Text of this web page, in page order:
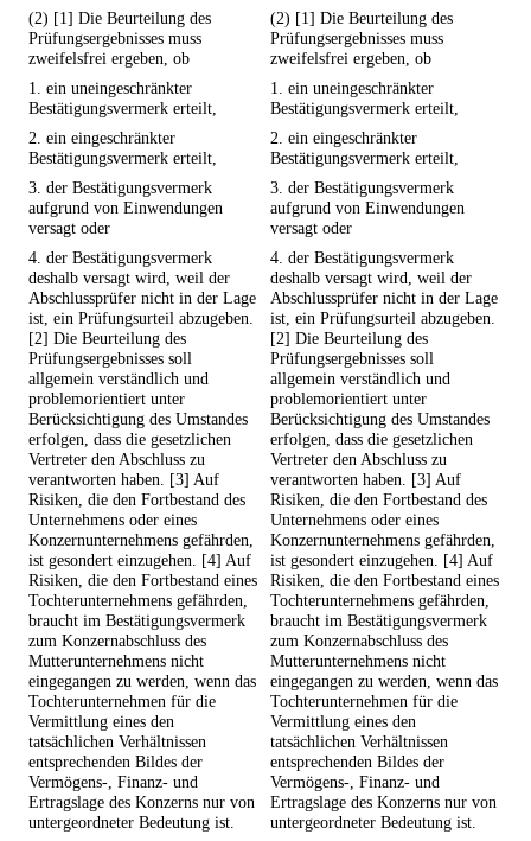
(2) [1] Die Beurteilung des
Prüfungsergebnisses muss
zweifelsfrei ergeben, ob
(2) [1] Die Beurteilung des
Prüfungsergebnisses muss
zweifelsfrei ergeben, ob
1. ein uneingeschränkter
Bestätigungsvermerk erteilt,
1. ein uneingeschränkter
Bestätigungsvermerk erteilt,
2. ein eingeschränkter
Bestätigungsvermerk erteilt,
2. ein eingeschränkter
Bestätigungsvermerk erteilt,
3. der Bestätigungsvermerk
aufgrund von Einwendungen
versagt oder
3. der Bestätigungsvermerk
aufgrund von Einwendungen
versagt oder
4. der Bestätigungsvermerk
deshalb versagt wird, weil der
Abschlussprüfer nicht in der Lage
ist, ein Prüfungsurteil abzugeben.
[2] Die Beurteilung des
Prüfungsergebnisses soll
allgemein verständlich und
problemorientiert unter
Berücksichtigung des Umstandes
erfolgen, dass die gesetzlichen
Vertreter den Abschluss zu
verantworten haben. [3] Auf
Risiken, die den Fortbestand des
Unternehmens oder eines
Konzernunternehmens gefährden,
ist gesondert einzugehen. [4] Auf
Risiken, die den Fortbestand eines
Tochterunternehmens gefährden,
braucht im Bestätigungsvermerk
zum Konzernabschluss des
Mutterunternehmens nicht
eingegangen zu werden, wenn das
Tochterunternehmen für die
Vermittlung eines den
tatsächlichen Verhältnissen
entsprechenden Bildes der
Vermögens-, Finanz- und
Ertragslage des Konzerns nur von
untergeordneter Bedeutung ist.
4. der Bestätigungsvermerk
deshalb versagt wird, weil der
Abschlussprüfer nicht in der Lage
ist, ein Prüfungsurteil abzugeben.
[2] Die Beurteilung des
Prüfungsergebnisses soll
allgemein verständlich und
problemorientiert unter
Berücksichtigung des Umstandes
erfolgen, dass die gesetzlichen
Vertreter den Abschluss zu
verantworten haben. [3] Auf
Risiken, die den Fortbestand des
Unternehmens oder eines
Konzernunternehmens gefährden,
ist gesondert einzugehen. [4] Auf
Risiken, die den Fortbestand eines
Tochterunternehmens gefährden,
braucht im Bestätigungsvermerk
zum Konzernabschluss des
Mutterunternehmens nicht
eingegangen zu werden, wenn das
Tochterunternehmen für die
Vermittlung eines den
tatsächlichen Verhältnissen
entsprechenden Bildes der
Vermögens-, Finanz- und
Ertragslage des Konzerns nur von
untergeordneter Bedeutung ist.